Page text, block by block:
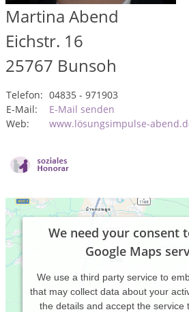
Martina Abend
Eichstr. 16
25767 Bunsoh
Telefon: 04835 - 971903
E-Mail:
E-Mail senden
Web:
www.lösungsimpulse-
We need your consent
Google Maps
We use a third party service to
that may collect data about your
the details and accept the service